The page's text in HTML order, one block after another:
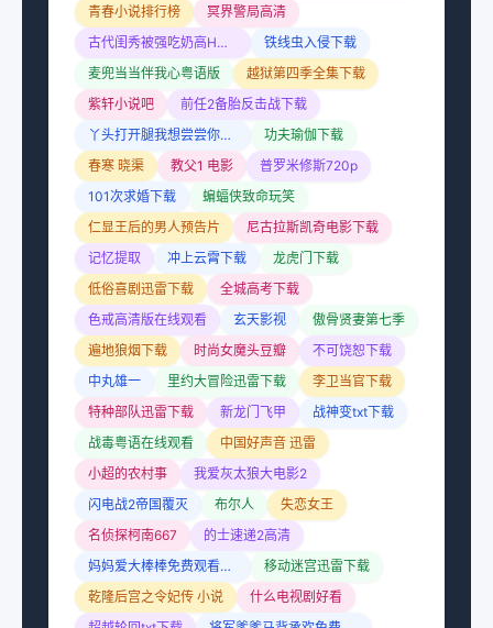
青春小说排行榜
冥界警局高清
古代闺秀被强吃奶高H漫画书
铁线虫入侵下载
麦兜当当伴我心粤语版
越狱第四季全集下载
紫轩小说吧
前任2备胎反击战下载
丫头打开腿我想尝尝你的味道
功夫瑜伽下载
春寒 晓渠
教父1 电影
普罗米修斯720p
101次求婚下载
蝙蝠侠致命玩笑
仁显王后的男人预告片
尼古拉斯凯奇电影下载
记忆提取
冲上云霄下载
龙虎门下载
低俗喜剧迅雷下载
全城高考下载
色戒高清版在线观看
玄天影视
傲骨贤妻第七季
遍地狼烟下载
时尚女魔头豆瓣
不可饶恕下载
中丸雄一
里约大冒险迅雷下载
李卫当官下载
特种部队迅雷下载
新龙门飞甲
战神变txt下载
战毒粤语在线观看
中国好声音 迅雷
小超的农村事
我爱灰太狼大电影2
闪电战2帝国覆灭
布尔人
失恋女王
名侦探柯南667
的士速递2高清
妈妈爱大棒棒免费观看电视剧
移动迷宫迅雷下载
乾隆后宫之令妃传 小说
什么电视剧好看